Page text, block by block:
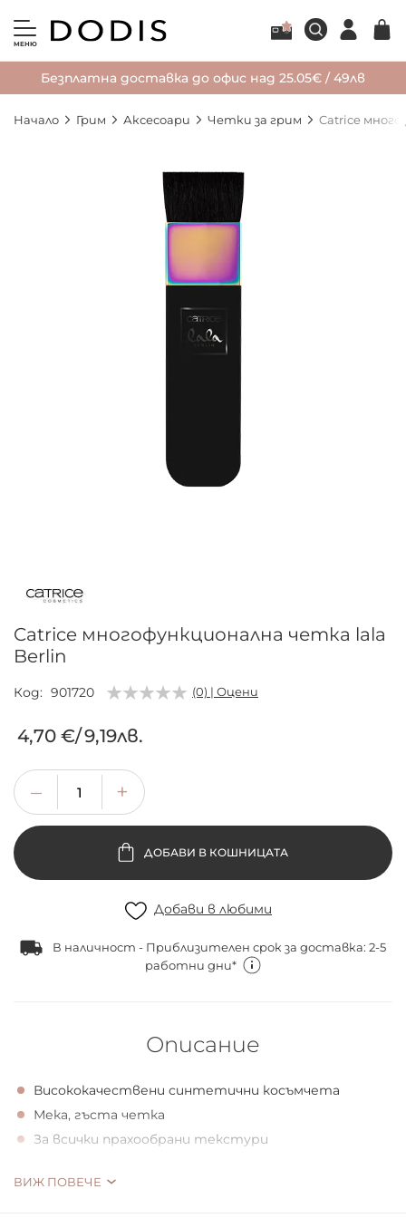
МЕНЮ
Безплатна доставка до офис над 25.05€ / 49лв
Начало Грим Аксесоари Четки за грим Catrice
на
със
снимки
Catrice многофункционална четка lala
Berlin
Код 901720 (0) | Оцени
4,70 €/9,19лв.
ДОБАВИ В КОШНИЦАТА
Добави в любими
В наличност - Приблизителен срок за доставка: 2-5
работни дни*
Описание
Висококачествени синтетични косъмчета
Мека, гъста четка
За всички прахообрани текстури
Многофункционална четка с меки, гъсти и
ВИЖ ПОВЕЧЕ